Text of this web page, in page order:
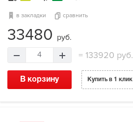
в закладки сравнить
33480 руб.
4 = 133920 руб.
В корзину Купить в 1 клик